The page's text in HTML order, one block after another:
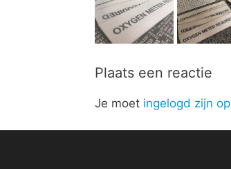
Plaats een reactie
Je moet ingelogd zijn op